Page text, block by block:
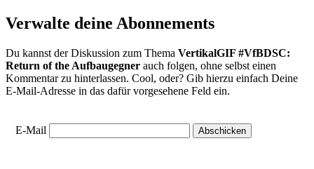
Verwalte deine Abonnements
Du kannst der Diskussion zum Thema VertikalGIF #VfBDSC:
Return of the Aufbaugegner auch folgen, ohne selbst einen
Kommentar zu hinterlassen. Cool, oder? Gib hierzu einfach Deine
E-Mail-Adresse in das dafür vorgesehene Feld ein.
E-Mail